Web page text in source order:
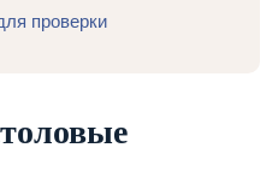
проверки